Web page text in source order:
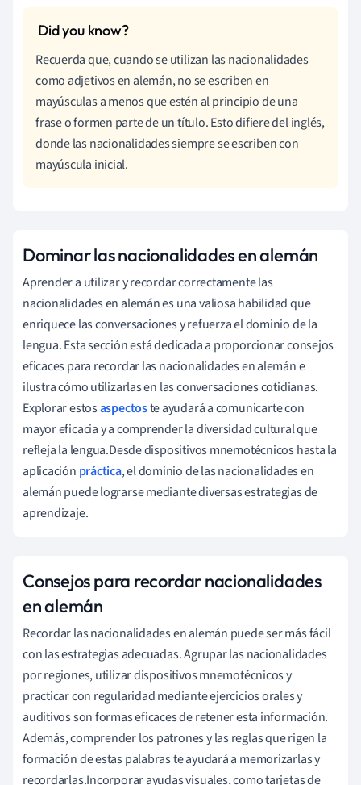
Recuerda que, cuando se utilizan las nacionalidades
como adjetivos en alemán, no se escriben en
mayúsculas a menos que estén al principio de una
frase o formen parte de un título. Esto difiere del inglés,
donde las nacionalidades siempre se escriben con
mayúscula inicial.
Dominar las nacionalidades en alemán
Aprender a utilizar y recordar correctamente las
nacionalidades en alemán es una valiosa habilidad que
enriquece las conversaciones y refuerza el dominio de la
lengua. Esta sección está dedicada a proporcionar consejos
eficaces para recordar las nacionalidades en alemán e
ilustra cómo utilizarlas en las conversaciones cotidianas.
Explorar estosaspectoste ayudará a comunicarte con
mayor eficacia y a comprender la diversidad cultural que
refleja la lengua.Desde dispositivos mnemotécnicos hasta la
aplicación práctica, el dominio de las nacionalidades en
alemán puede lograrse mediante diversas estrategias de
aprendizaje.
Consejos para recordar nacionalidades
en alemán
Recordar las nacionalidades en alemán puede ser más fácil
con las estrategias adecuadas. Agrupar las nacionalidades
por regiones, utilizar dispositivos mnemotécnicos y
practicar con regularidad mediante ejercicios orales y
auditivos son formas eficaces de retener esta información.
Además, comprender los patrones y las reglas que rigen la
formación de estas palabras te ayudará a memorizarlas y
recordarlas.Incorporar ayudas visuales, como tarjetas de